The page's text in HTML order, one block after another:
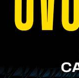
associativa
che
Vecchia,
proseguirà